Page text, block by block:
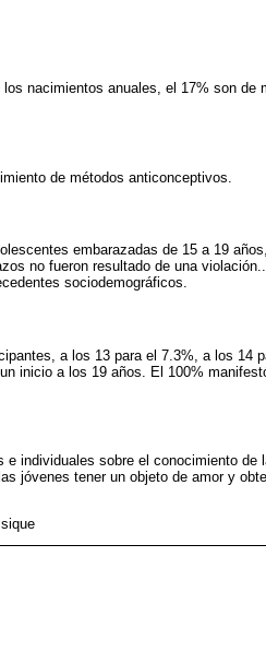
nacimientos anuales, el 17% son de
de métodos anticonceptivos.
embarazadas de 15 a 19
no fueron resultado de una
sociodemográficos.
a los 13 para el 7.3%, a los 14
inicio a los 19 años. El 100%
individuales sobre el conocimiento de
jóvenes tener un objeto de amor y